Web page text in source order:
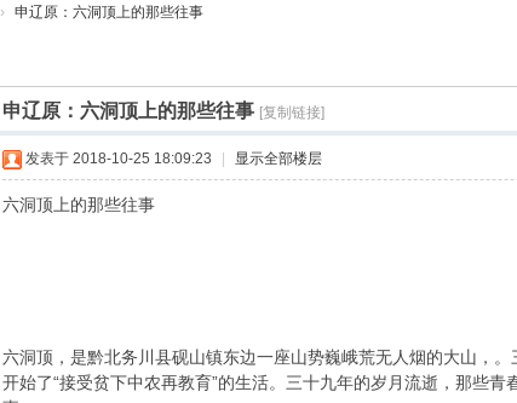
› 申辽原：六洞顶上的那些往事
申辽原：六洞顶上的那些往事 [复制链接]
发表于 2018-10-25 18:09:23 显示全部楼层
六洞顶上的那些往事
六洞顶，是黔北务川县砚山镇东边一座山势巍峨荒无人烟的大山，
开始了“接受贫下中农再教育”的生活。三十九年的岁月流逝，那些